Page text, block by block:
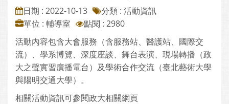
日期 : 2022-10-13
分類 : 活動資訊
單位 : 輔導室
點閱 : 2980
活動內容包含大會服務（含服務站、醫護站、國際交
流）、學系博覽、深度座談、舞台表演、現場轉播（政
大之聲實習廣播電台）及學術合作交流（臺北藝術大學
與陽明交通大學）。
相關活動資訊可參閱政大相關網頁